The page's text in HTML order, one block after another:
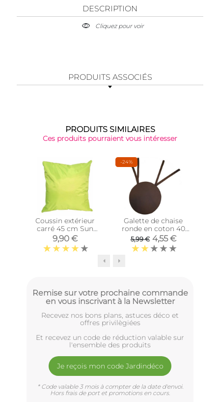
DESCRIPTION
Cliquez pour voir
PRODUITS ASSOCIÉS
PRODUITS SIMILAIRES
Ces produits pourraient vous intéresser
Coussin extérieur
carré 45 cm Sun
(Anis)
9,90 €
-24%
Galette de chaise
ronde en coton 40
cm (Chocolat)
5,99 € 4,55 €
Remise sur votre prochaine commande
en vous inscrivant à la Newsletter
Recevez nos bons plans, astuces déco et
offres privilègiées
Et recevez un code de réduction valable sur
l'ensemble des produits
Je reçois mon code Jardindéco
* Code valable 3 mois à compter de la date d'envoi.
Hors frais de port et promotions en cours.